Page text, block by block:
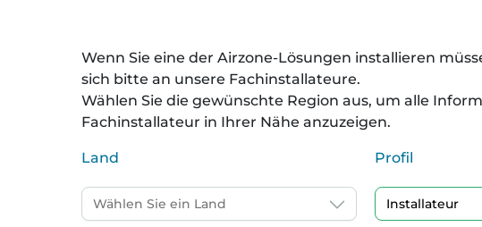
Wenn Sieeine der Airzone-Lösungen installieren
sich bitte an unsere Fachinstallateure.
Wählen Sie die gewünschte Region aus, um alle
Fachinstallateur in Ihrer Nähe anzuzeigen.
Land Profil